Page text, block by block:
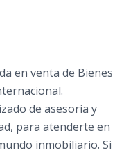
en venta de Bienes
de asesoría y
para atenderte en
inmobiliario. Si